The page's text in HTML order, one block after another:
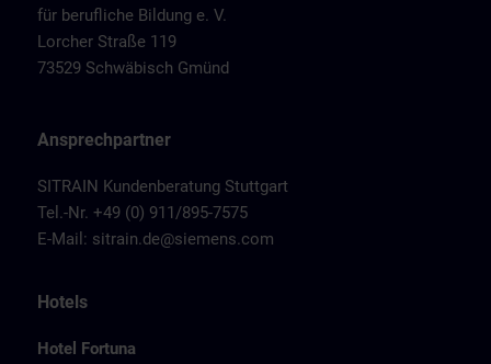
für berufliche Bildung e. V.
Lorcher Straße 119
73529 Schwäbisch Gmünd
Ansprechpartner
SITRAIN Kundenberatung Stuttgart
Tel.-Nr. +49 (0) 911/895-7575
E-Mail: sitrain.de@siemens.com
Hotels
Hotel Fortuna